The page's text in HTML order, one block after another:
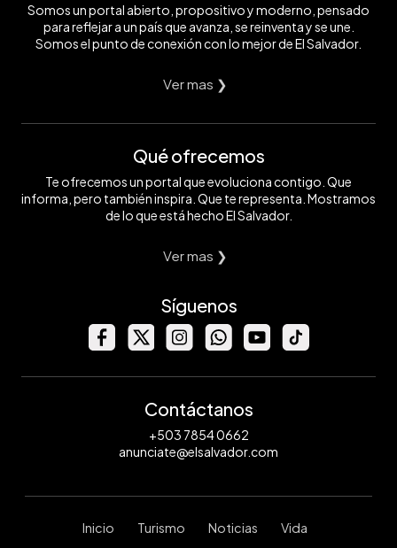
Somos un portal abierto, propositivo y moderno, pensado
para reflejar a un país que avanza, se reinventa y se une.
Somos el punto de conexión con lo mejor de El Salvador.
Ver mas ❯
Qué ofrecemos
Te ofrecemos un portal que evoluciona contigo. Que
informa, pero también inspira. Que te representa. Mostramos
de lo que está hecho El Salvador.
Ver mas ❯
Síguenos
Contáctanos
+503 7854 0662
anunciate@elsalvador.com
Inicio Turismo Noticias Vida